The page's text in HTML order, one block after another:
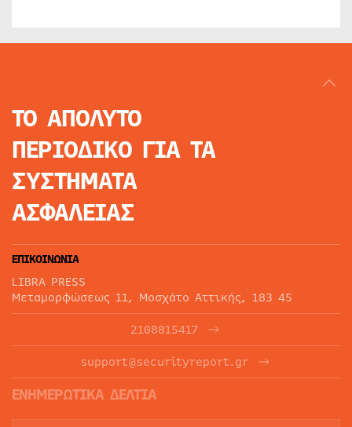
ΤΟ ΑΠΟΛΥΤΟ
ΠΕΡΙΟΔΙΚΟ ΓΙΑ ΤΑ
ΣΥΣΤΗΜΑΤΑ
ΑΣΦΑΛΕΙΑΣ
ΕΠΙΚΟΙΝΩΝΙΑ
LIBRA PRESS
Μεταμορφώσεως 11, Μοσχάτο Αττικής, 183 45
2108815417
support@securityreport.gr
ΕΝΗΜΕΡΩΤΙΚΑ ΔΕΛΤΙΑ